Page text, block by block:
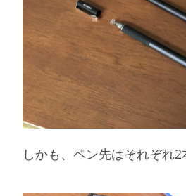
しかも、ペン先はそれぞれ2